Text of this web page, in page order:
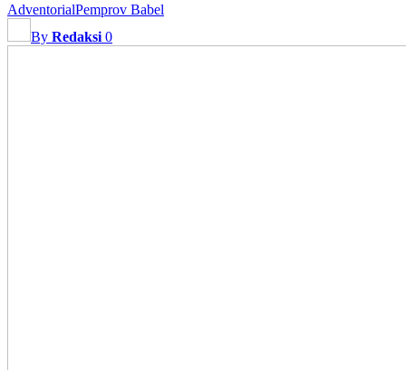
AdventorialPemprov Babel
By Redaksi 0